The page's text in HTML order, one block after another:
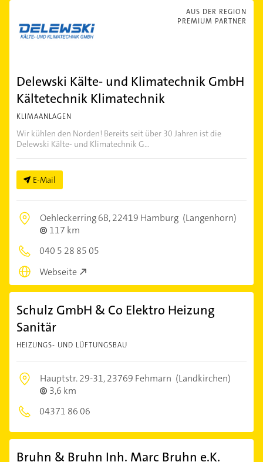
AUS DER REGION
PREMIUM PARTNER
Delewski Kälte- und Klimatechnik GmbH
Kältetechnik Klimatechnik
KLIMAANLAGEN
Wir kühlen den Norden! Bereits seit über 30 Jahren ist die
Delewski Kälte- und Klimatechnik G...
E-Mail
Oehleckerring 6B,22419 Hamburg (Langenhorn)
117 km
040 5 28 85 05
Webseite
Schulz GmbH & Co Elektro Heizung
Sanitär
HEIZUNGS- UND LÜFTUNGSBAU
Hauptstr. 29-31,23769 Fehmarn (Landkirchen)
3,6 km
04371 86 06
Bruhn & Bruhn Inh. Marc Bruhn e.K.